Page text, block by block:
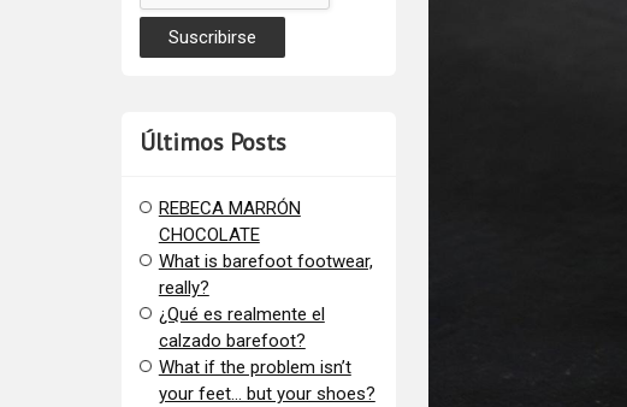
Últimos Posts
REBECA MARRÓN
CHOCOLATE
What is barefoot footwear,
really?
¿Qué es realmente el
calzado barefoot?
​What if the problem isn’t
your feet… but your shoes?